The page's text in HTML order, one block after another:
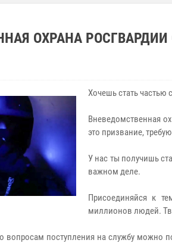
ОХРАНА
Хочешь стать частью
Вневедомственная
это призвание,
У нас ты получишь
важном деле.
Присоединяйся к
миллионов людей.
поступления на службу можно